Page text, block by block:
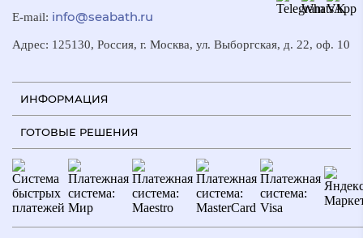
ГОТОВЫЕ РЕШЕНИЯ
ИНФОРМАЦИЯ
E-mail: info@seabath.ru
Адрес: 125130, Россия, г. Москва, ул. Выборгская, д. 22, оф. 10